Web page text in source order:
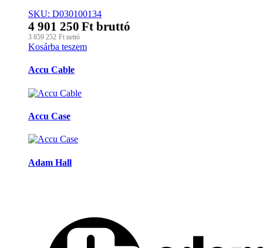
SKU: D030100134
4 901 250 Ft bruttó
3 859 252 Ft nettó
Kosárba teszem
Márkák
karusszel
Accu Cable
Accu Case
Adam Hall